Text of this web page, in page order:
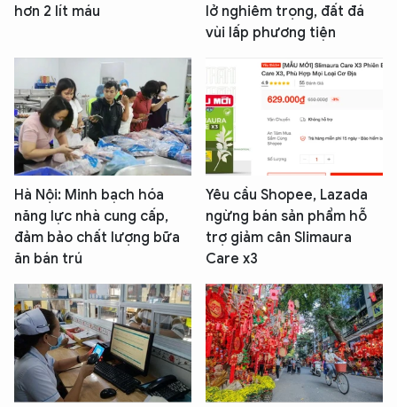
hơn 2 lít máu
lở nghiêm trọng, đất đá
vùi lấp phương tiện
Hà Nội: Minh bạch hóa
năng lực nhà cung cấp,
đảm bảo chất lượng bữa
ăn bán trú
Yêu cầu Shopee, Lazada
ngừng bán sản phẩm hỗ
trợ giảm cân Slimaura
Care x3